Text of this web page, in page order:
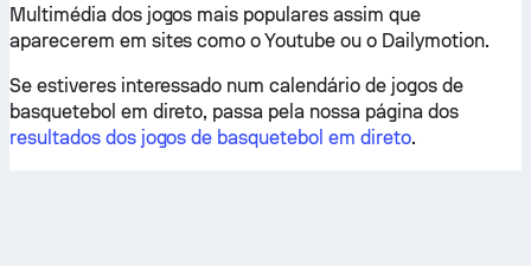
Multimédia dos jogos mais populares assim que
aparecerem em sites como o Youtube ou o Dailymotion.
Se estiveres interessado num calendário de jogos de
basquetebol em direto, passa pela nossa página dos
resultados dos jogos de basquetebol em direto.